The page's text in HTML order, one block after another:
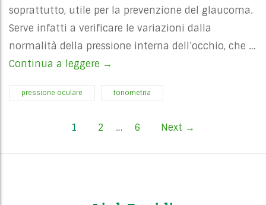
soprattutto, utile per la prevenzione del glaucoma.
Serve infatti a verificare le variazioni dalla
normalità della pressione interna dell’occhio, che …
Continua a leggere PRESSIONE OCULARE GIUGNO
→
pressione oculare tonometria
1 2 … 6 Next →